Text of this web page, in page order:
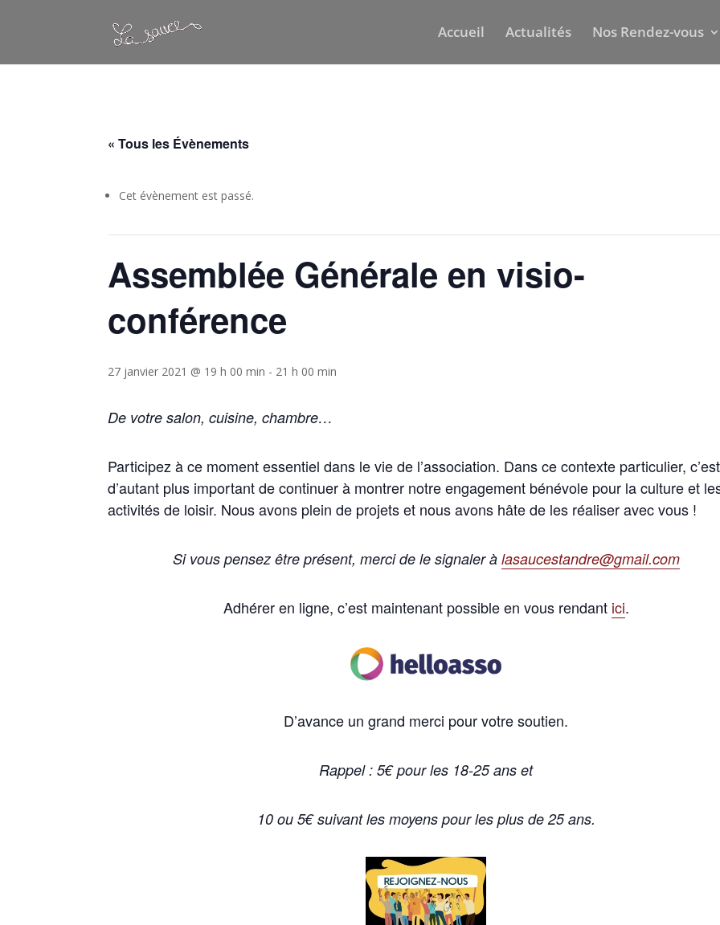
Accueil Actualités Nos Rendez-vous
« Tous les Évènements
Cet évènement est passé.
Assemblée Générale en visio-
conférence
27 janvier 2021 @ 19 h 00 min - 21 h 00 min
De votre salon, cuisine, chambre…
Participez à ce moment essentiel dans le vie de l’association. Dans ce contexte particulier, c’est
d’autant plus important de continuer à montrer notre engagement bénévole pour la culture et
activités de loisir. Nous avons plein de projets et nous avons hâte de les réaliser avec vous !
Si vous pensez être présent, merci de le signaler à lasaucestandre@gmail.com
Adhérer en ligne, c’est maintenant possible en vous rendant ici.
D’avance un grand merci pour votre soutien.
Rappel : 5€ pour les 18-25 ans et
10 ou 5€ suivant les moyens pour les plus de 25 ans.